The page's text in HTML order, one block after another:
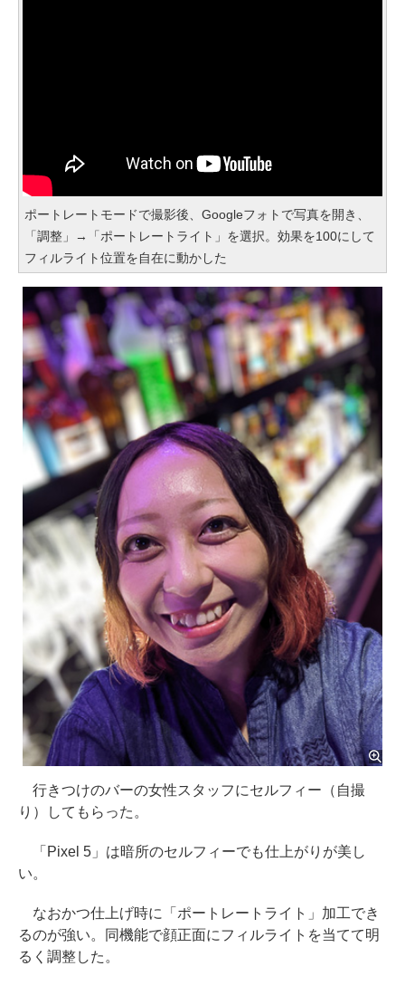
ポートレートモードで撮影後、Googleフォトで写真を開き、
「調整」→「ポートレートライト」を選択。効果を100にして
フィルライト位置を自在に動かした
行きつけのバーの女性スタッフにセルフィー（自撮
り）してもらった。
「Pixel 5」は暗所のセルフィーでも仕上がりが美し
い。
なおかつ仕上げ時に「ポートレートライト」加工でき
るのが強い。同機能で顔正面にフィルライトを当てて明
るく調整した。